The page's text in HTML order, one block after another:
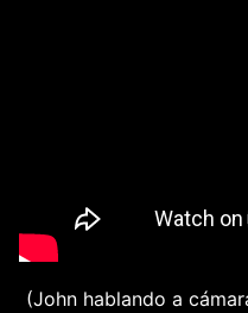
(John hablando a